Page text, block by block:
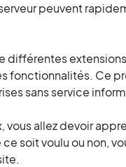
peuvent
différentes
fonctionnalités. Ce
sans service
vous allez devoir
soit voulu ou non,